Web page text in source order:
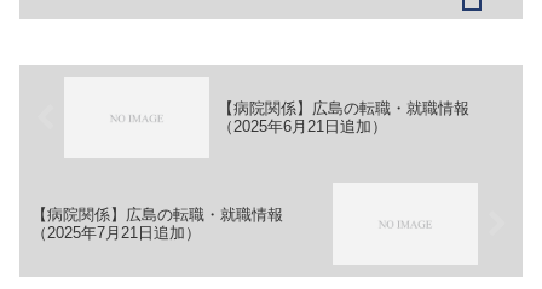
法人 SHIODA 塩田病院【職務】＞＞
【病院関係】広島の転職・就職情報
（2025年6月21日追加）
【病院関係】広島の転職・就職情報
（2025年7月21日追加）